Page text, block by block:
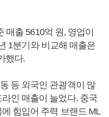
매출 5610억 원, 영업이
1분기와 비교해 매출은
했다.
등 외국인 관광객이 많
인 매출이 늘었다. 중국
힘입어 주력 브랜드 ML